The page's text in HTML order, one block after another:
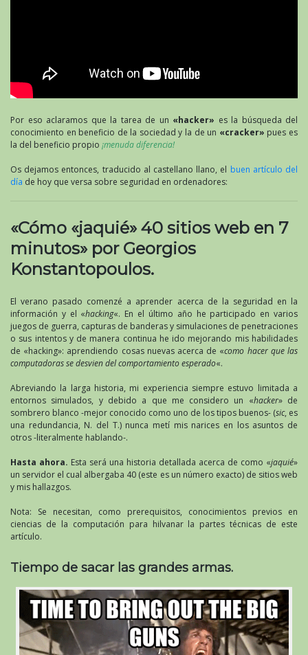
Por eso aclaramos que la tarea de un «hacker» es la búsqueda del
conocimiento en beneficio de la sociedad y la de un «cracker» pues es
la del beneficio propio ¡menuda diferencia!
Os dejamos entonces, traducido al castellano llano, el buen artículo del
día de hoy que versa sobre seguridad en ordenadores:
«Cómo «jaquié» 40 sitios web en 7
minutos» por Georgios
Konstantopoulos.
El verano pasado comenzé a aprender acerca de la seguridad en la
información y el «hacking«. En el último año he participado en varios
juegos de guerra, capturas de banderas y simulaciones de penetraciones
o sus intentos y de manera continua he ido mejorando mis habilidades
de «hacking»: aprendiendo cosas nuevas acerca de «como hacer que las
computadoras se desvien del comportamiento esperado«.
Abreviando la larga historia, mi experiencia siempre estuvo limitada a
entornos simulados, y debido a que me considero un «hacker» de
sombrero blanco -mejor conocido como uno de los tipos buenos- (sic, es
una redundancia, N. del T.) nunca metí mis narices en los asuntos de
otros -literalmente hablando-.
Hasta ahora. Esta será una historia detallada acerca de como «jaquié»
un servidor el cual albergaba 40 (este es un número exacto) de sitios web
y mis hallazgos.
Nota: Se necesitan, como prerequisitos, conocimientos previos en
ciencias de la computación para hilvanar la partes técnicas de este
artículo.
Tiempo de sacar las grandes armas.